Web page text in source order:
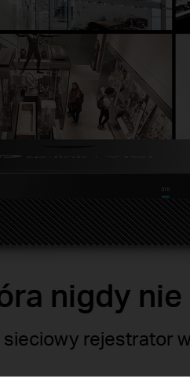
nigdy nie
rejestrator